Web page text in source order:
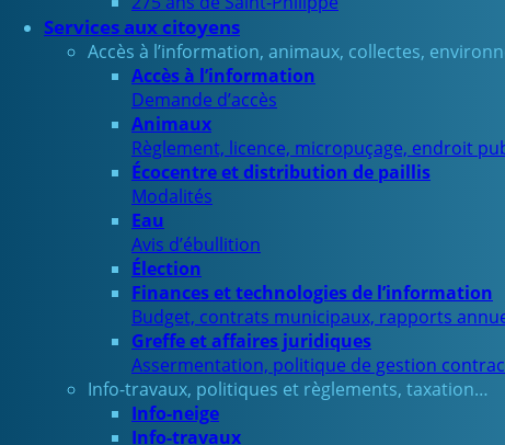
Services aux citoyens
Accès à l’information, animaux, collectes,
Accès à l’information
Demande d’accès
Animaux
Règlement, licence, micropuçage, endroit
Écocentre et distribution de paillis
Modalités
Eau
Avis d’ébullition
Élection
Finances et technologies de l’information
Budget, contrats municipaux, rapports
Greffe et affaires juridiques
Assermentation, politique de gestion
Info-travaux, politiques et règlements, taxation…
Info-neige
Info-travaux